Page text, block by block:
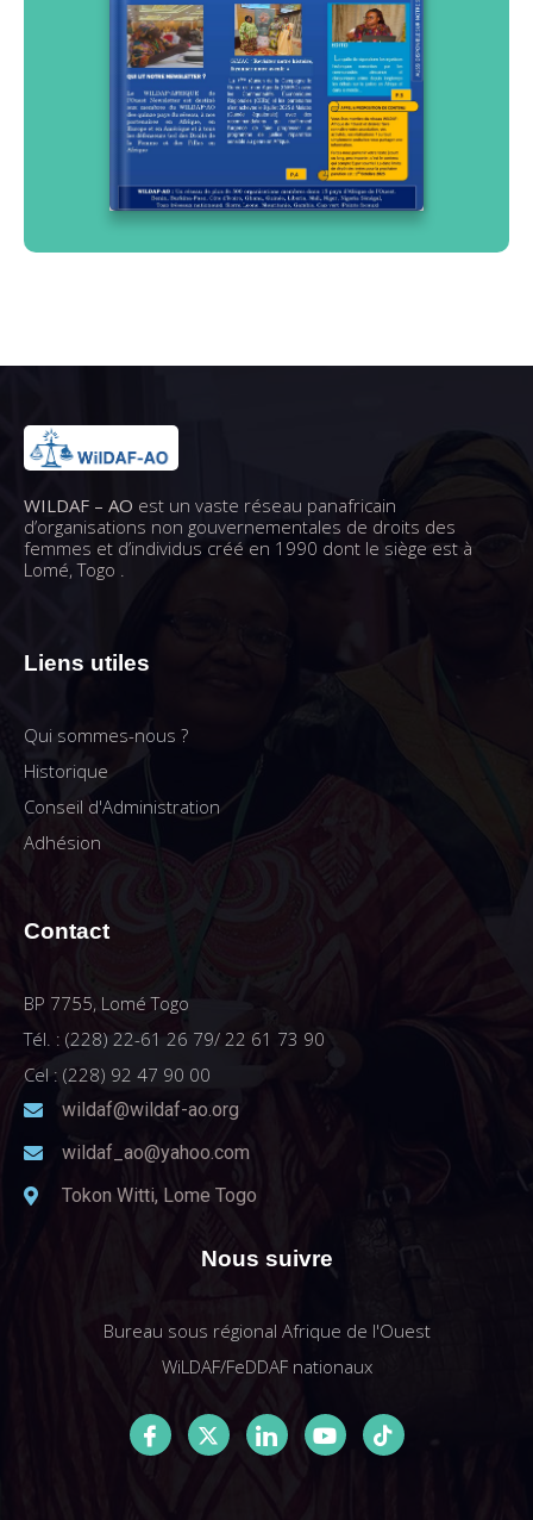
WILDAF – AO est un vaste réseau panafricain
d’organisations non gouvernementales de droits des
femmes et d’individus créé en 1990 dont le siège est à
Lomé, Togo .
Liens utiles
Qui sommes-nous ?
Historique
Conseil d'Administration
Adhésion
Contact
BP 7755, Lomé Togo
Tél. : (228) 22-61 26 79/ 22 61 73 90
Cel : (228) 92 47 90 00
wildaf@wildaf-ao.org
wildaf_ao@yahoo.com
Tokon Witti, Lome Togo
Nous suivre
Bureau sous régional Afrique de l'Ouest
WiLDAF/FeDDAF nationaux